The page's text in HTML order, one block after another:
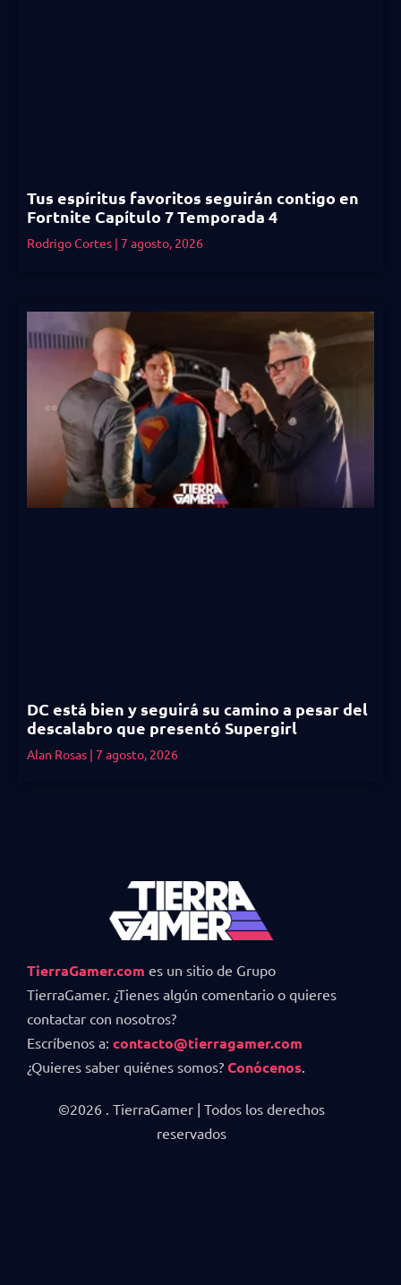
Tus espíritus favoritos seguirán contigo en
Fortnite Capítulo 7 Temporada 4
Rodrigo Cortes 7 agosto, 2026
DC está bien y seguirá su camino a pesar del
descalabro que presentó Supergirl
Alan Rosas 7 agosto, 2026
TierraGamer.com es un sitio de Grupo
TierraGamer. ¿Tienes algún comentario o quieres
contactar con nosotros?
Escríbenos a: contacto@tierragamer.com
¿Quieres saber quiénes somos? Conócenos.
©2026 . TierraGamer | Todos los derechos
reservados